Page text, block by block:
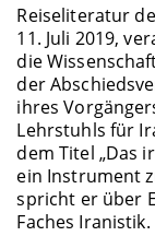
Reiseliteratur
11. Juli 2019,
die
der
ihres
Lehrstuhls für
dem Titel „Das
ein Instrument
spricht er über
Faches Iranistik.